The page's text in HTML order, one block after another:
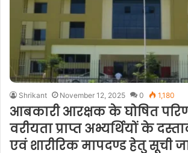
Shrikant November 12, 2025 0 1,180
आबकारी आरक्षक के घोषित
वरीयता प्राप्त अभ्यर्थियों के
एवं शारीरिक मापदण्ड हेतु सूची